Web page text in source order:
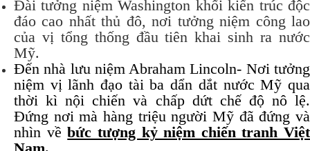
Đài tưởng niệm Washington khối kiến trúc độc
đáo cao nhất thủ đô, nơi tưởng niệm công lao
của vị tổng thống đầu tiên khai sinh ra nước
Mỹ.
Đến nhà lưu niệm Abraham Lincoln- Nơi tưởng
niệm vị lãnh đạo tài ba dẩn dắt nước Mỹ qua
thời kì nội chiến và chấp dứt chế độ nô lệ.
Đứng nơi mà hàng triệu người Mỹ đã đứng và
nhìn vềbức tượng kỷ niệm chiến tranh Việt